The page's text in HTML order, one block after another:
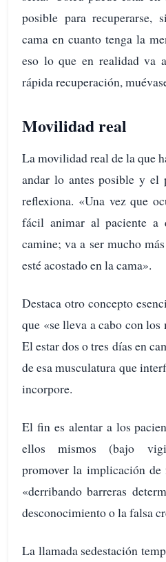
posible para
cama en cuanto tenga la
eso lo que en realidad va
rápida recuperación,
Movilidad real
La movilidad real de la que
andar lo antes posible y el
reflexiona. «Una vez que
fácil animar al paciente a
camine; va a ser mucho
esté acostado en la cama».
Destaca otro concepto
que «se lleva a cabo con los
El estar dos o tres días en
de esa musculatura que
incorpore.
El fin es alentar a los
ellos mismos (bajo
promover la implicación
«derribando barreras
desconocimiento o la falsa
La llamada sedestación